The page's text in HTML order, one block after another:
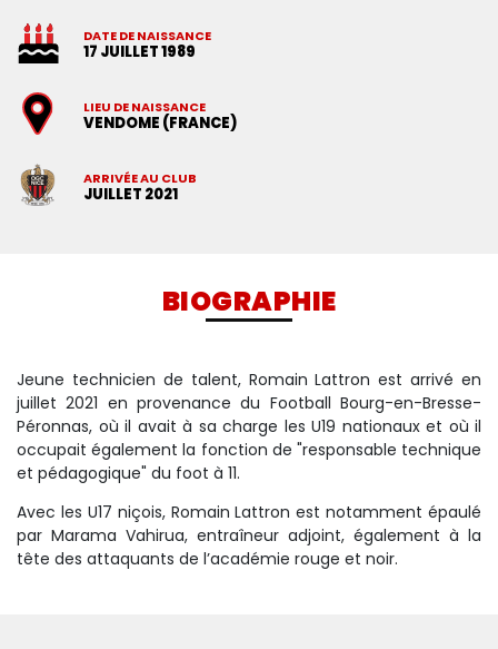
DATE DE NAISSANCE
17 JUILLET 1989
LIEU DE NAISSANCE
VENDOME (FRANCE)
ARRIVÉE AU CLUB
JUILLET 2021
BIOGRAPHIE
Jeune technicien de talent, Romain Lattron est arrivé en
juillet 2021 en provenance du Football Bourg-en-Bresse-
Péronnas, où il avait à sa charge les U19 nationaux et où il
occupait également la fonction de "responsable technique
et pédagogique" du foot à 11.
Avec les U17 niçois, Romain Lattron est notamment épaulé
par Marama Vahirua, entraîneur adjoint, également à la
tête des attaquants de l’académie rouge et noir.